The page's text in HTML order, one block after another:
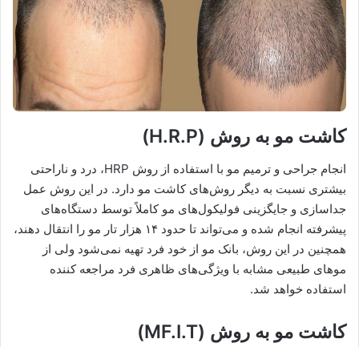
کاشت مو به روش (H.R.P)
انجام جراحی و ترمیم مو با استفاده از روش HRP، درد و ناراحتی
بیشتری نسبت به دیگر روش‌های کاشت مو دارد. در این روش عمل
جداسازی و جایگزینی فولیکول‌های مو کاملاً توسط دستگاه‌های
پیشرفته انجام شده و می‌تواند تا حدود ۱۴ هزار تار مو را انتقال دهند،
همچنین در این روش، بانک مو از خود فرد تهیه نمی‌شود ولی از
موهای طبیعی مشابه با ویژگی‌های ظاهری فرد مراجعه کننده
استفاده خواهد شد.
کاشت مو به روش (MF.I.T)